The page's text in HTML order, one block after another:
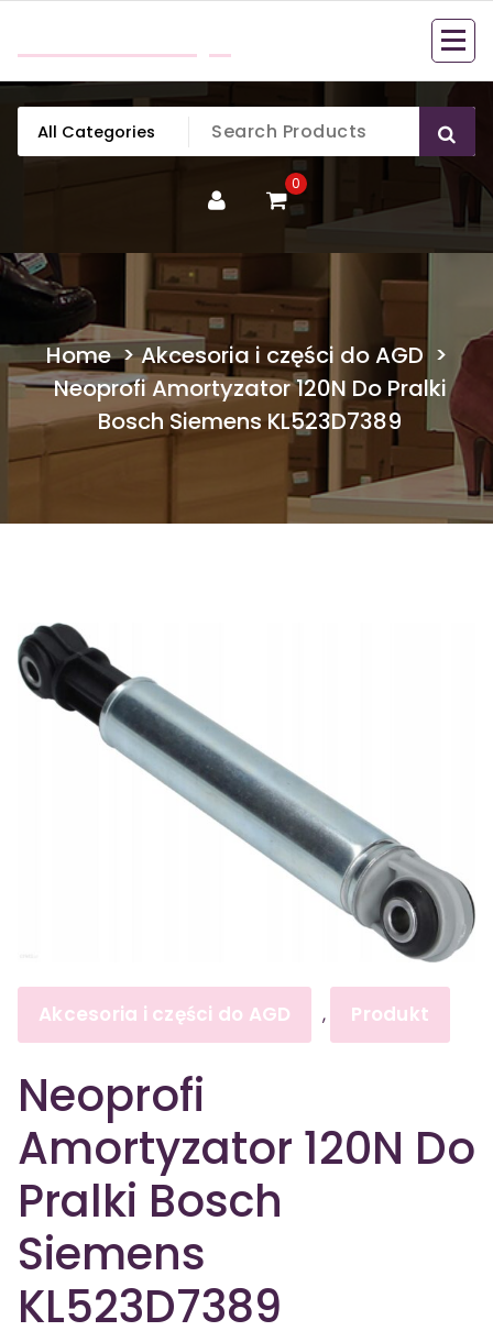
content
0
Home>Akcesoria i części do AGD >
Neoprofi Amortyzator 120N Do Pralki
Bosch Siemens KL523D7389
Akcesoria i części do AGD , Produkt
Neoprofi
Amortyzator 120N Do
Pralki Bosch
Siemens
KL523D7389